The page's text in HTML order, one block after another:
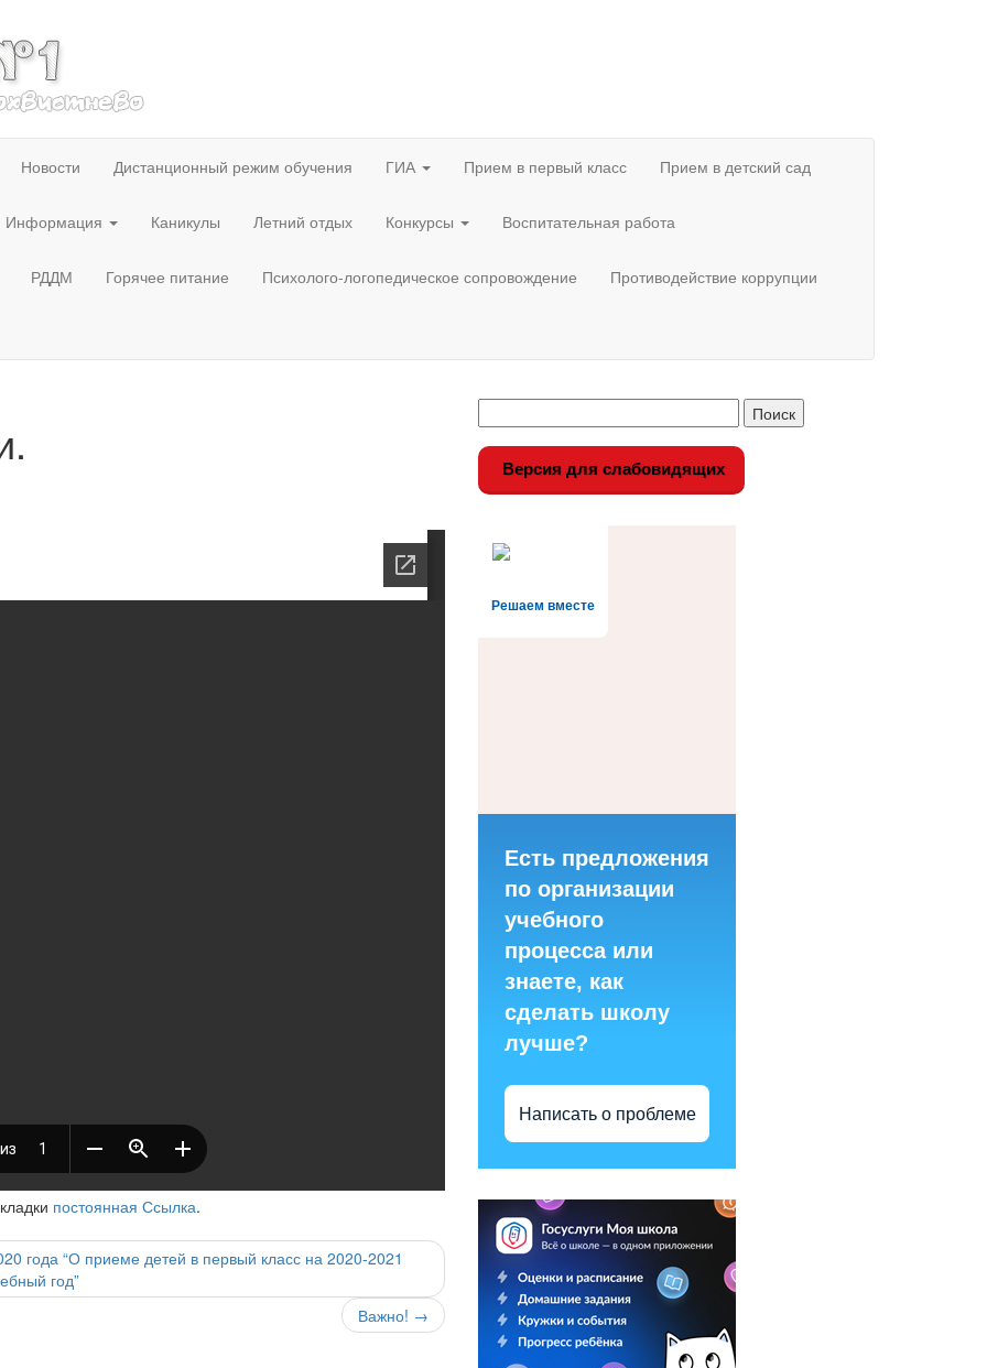
Новости Дистанционный режим обучения ГИА Прием в первый класс Прием в детский сад
Информация Каникулы Летний отдых Конкурсы Воспитательная работа
РДДМ Горячее питание Психолого-логопедическое сопровождение Противодействие коррупции
постоянная Ссылка.
года “О приеме детей в первый класс на 2020-2021
год”
Важно! →
Версия для слабовидящих
Решаем вместе
Есть предложения
по организации
учебного
процесса или
знаете, как
сделать школу
лучше?
Написать о проблеме